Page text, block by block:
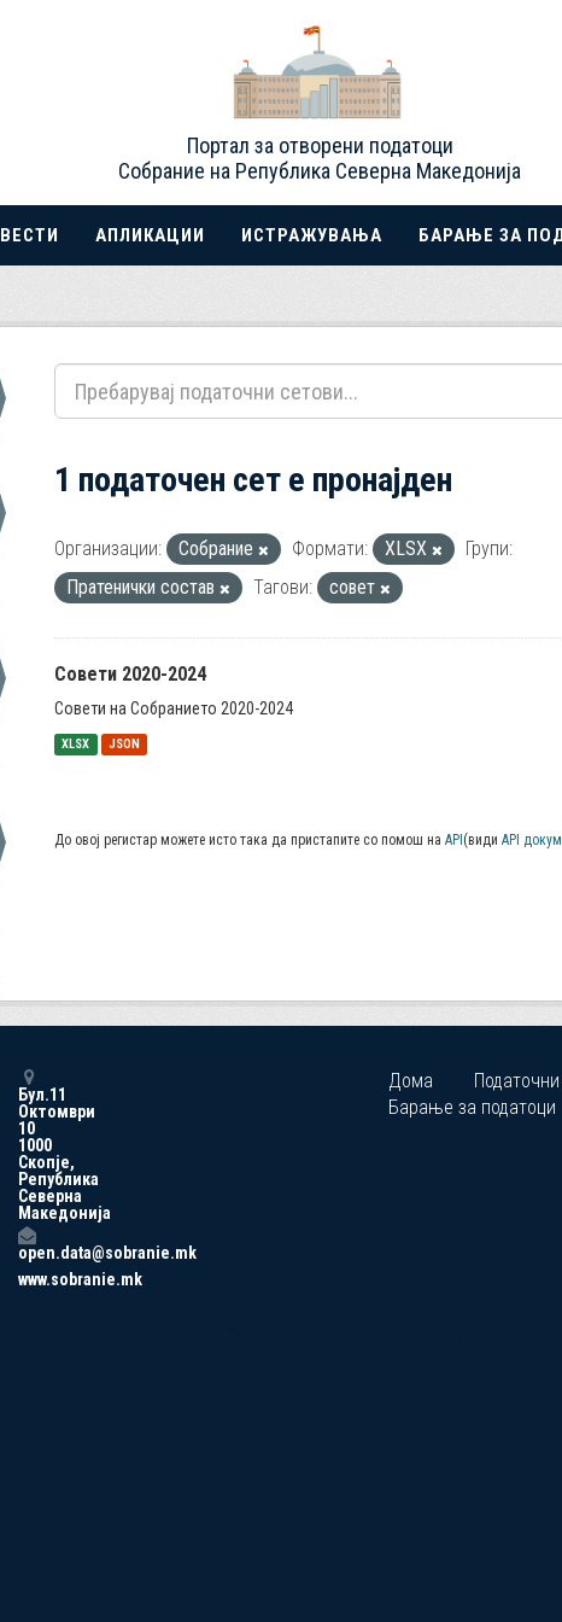
Портал за отворени податоци
Собрание на Република Северна Македонија
ВЕСТИ АПЛИКАЦИИ ИСТРАЖУВАЊА БАРАЊЕ ЗА
1 податочен сет е пронајден
Организации: Собрание Формати: XLSX
Групи:
Пратенички состав
Тагови: совет
Совети 2020-2024
Совети на Собранието 2020-2024
XLSX JSON
До овој регистар можете исто така да пристапите со помош на API (види API
Бул.11
Октомври
10
1000
Скопје,
Република
Северна
Македонија
open.data@sobranie.mk
www.sobranie.mk
Дома
Барање за податоци